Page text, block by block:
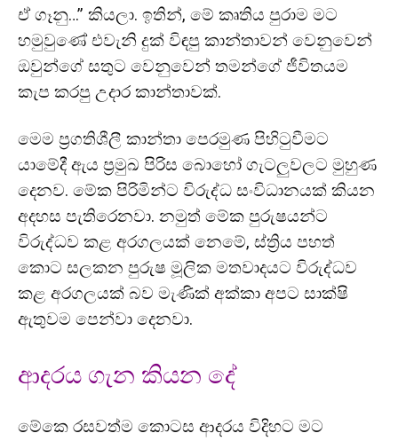
ඒ ගෑනු…” කියලා. ඉතින්, මේ කෘතිය පුරාම මට
හමුවුණේ එවැනි දුක් විඳපු කාන්තාවන් වෙනුවෙන්
ඔවුන්ගේ සතුට වෙනුවෙන් තමන්ගේ ජීවිතයම
කැප කරපු උදාර කාන්තාවක්.
මෙම ප්‍රගතිශීලී කාන්තා පෙරමුණ පිහිටුවීමට
යාමේදී ඇය ප්‍රමුඛ පිරිස බොහෝ ගැටලුවලට මුහුණ
දෙනව. මේක පිරිමින්ට විරුද්ධ සංවිධානයක් කියන
අදහස පැතිරෙනවා. නමුත් මේක පුරුෂයන්ට
විරුද්ධව කළ අරගලයක් නෙමේ, ස්ත්‍රිය පහත්
කොට සලකන පුරුෂ මූලික මතවාදයට විරුද්ධව
කළ අරගලයක් බව මැණික් අක්කා අපට සාක්ෂි
ඇතුවම පෙන්වා දෙනවා.
ආදරය ගැන කියන දේ
මේකෙ රසවත්ම කොටස ආදරය විදිහට මට